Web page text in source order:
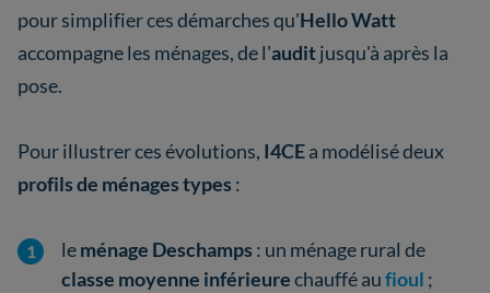
pour simplifier ces démarches qu'Hello Watt
accompagne les ménages, de l'auditjusqu'à après la
pose.
Pour illustrer ces évolutions, I4CEa modélisé deux
profils de ménages types :
leménage Deschamps : un ménage rural de
classe moyenne inférieurechauffé aufioul ;